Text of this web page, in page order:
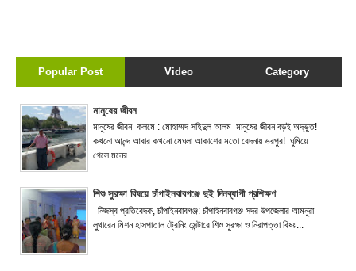
Popular Post Video Category
মানুষের জীবন
মানুষের জীবন কলমে : মোহাম্মদ সহিদুল আলম মানুষের জীবন বড়ই অদ্ভুত!
কখনো আনন্দ আবার কখনো মেঘলা আকাশের মতো বেদনায় ভরপুর! ঘুমিয়ে
গেলে মনের ...
শিশু সুরক্ষা বিষয়ে চাঁপাইনবাবগঞ্জে দুই দিনব্যাপী প্রশিক্ষণ
নিজস্ব প্রতিবেদক, চাঁপাইনবাবগঞ্জ: চাঁপাইনবাবগঞ্জ সদর উপজেলার আমনুরা
লুথারেন মিশন হাসপাতাল ট্রেনিং সেন্টারে শিশু সুরক্ষা ও নিরাপত্তা বিষয়...